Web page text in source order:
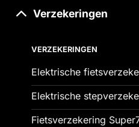
Verzekeringen
VERZEKERINGEN
Elektrische
Elektrische
Fietsverzekering